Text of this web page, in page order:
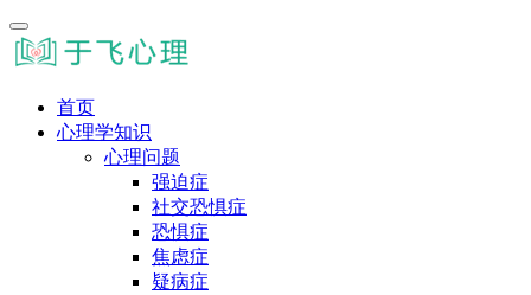
首页
心理学知识
心理问题
强迫症
社交恐惧症
恐惧症
焦虑症
疑病症